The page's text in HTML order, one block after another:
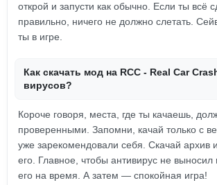
открой и запусти как обычно. Если ты всё
правильно, ничего не должно слетать.
ты в игре.
Как скачать мод на RCC - Real Car
вирусов?
Короче говоря, места, где ты качаешь,
проверенными. Запомни, качай только с
уже зарекомендовали себя. Скачай архив
его. Главное, чтобы антивирус не выносил
его на время. А затем — спокойная игра!